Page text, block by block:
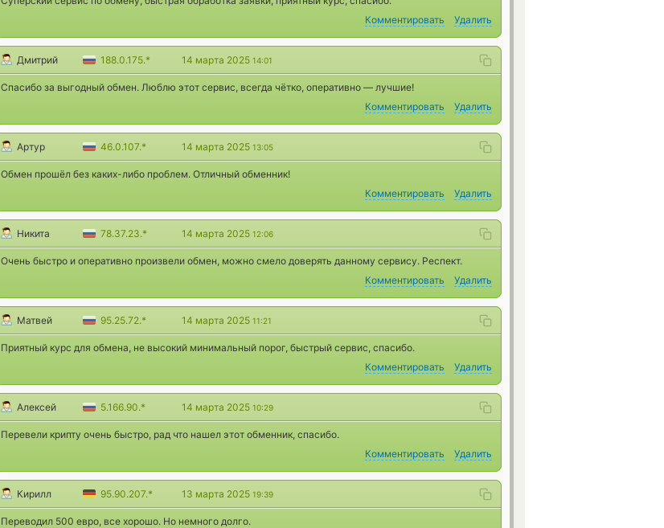
Комментировать
Удалить
Дмитрий 188.0.175.* 14 марта 2025 14:01
Спасибо за выгодный обмен. Люблю этот сервис, всегда чётко, оперативно — лучшие!
Комментировать
Удалить
Артур 46.0.107.* 14 марта 2025 13:05
Обмен прошёл без каких-либо проблем. Отличный обменник!
Комментировать
Удалить
Никита 78.37.23.* 14 марта 2025 12:06
Очень быстро и оперативно произвели обмен, можно смело доверять данному сервису. Респект.
Комментировать
Удалить
Матвей 95.25.72.* 14 марта 2025 11:21
Приятный курс для обмена, не высокий минимальный порог, быстрый сервис, спасибо.
Комментировать
Удалить
Алексей 5.166.90.* 14 марта 2025 10:29
Перевели крипту очень быстро, рад что нашел этот обменник, спасибо.
Комментировать
Удалить
Кирилл 95.90.207.* 13 марта 2025 19:39
Переводил 500 евро, все хорошо. Но немного долго.